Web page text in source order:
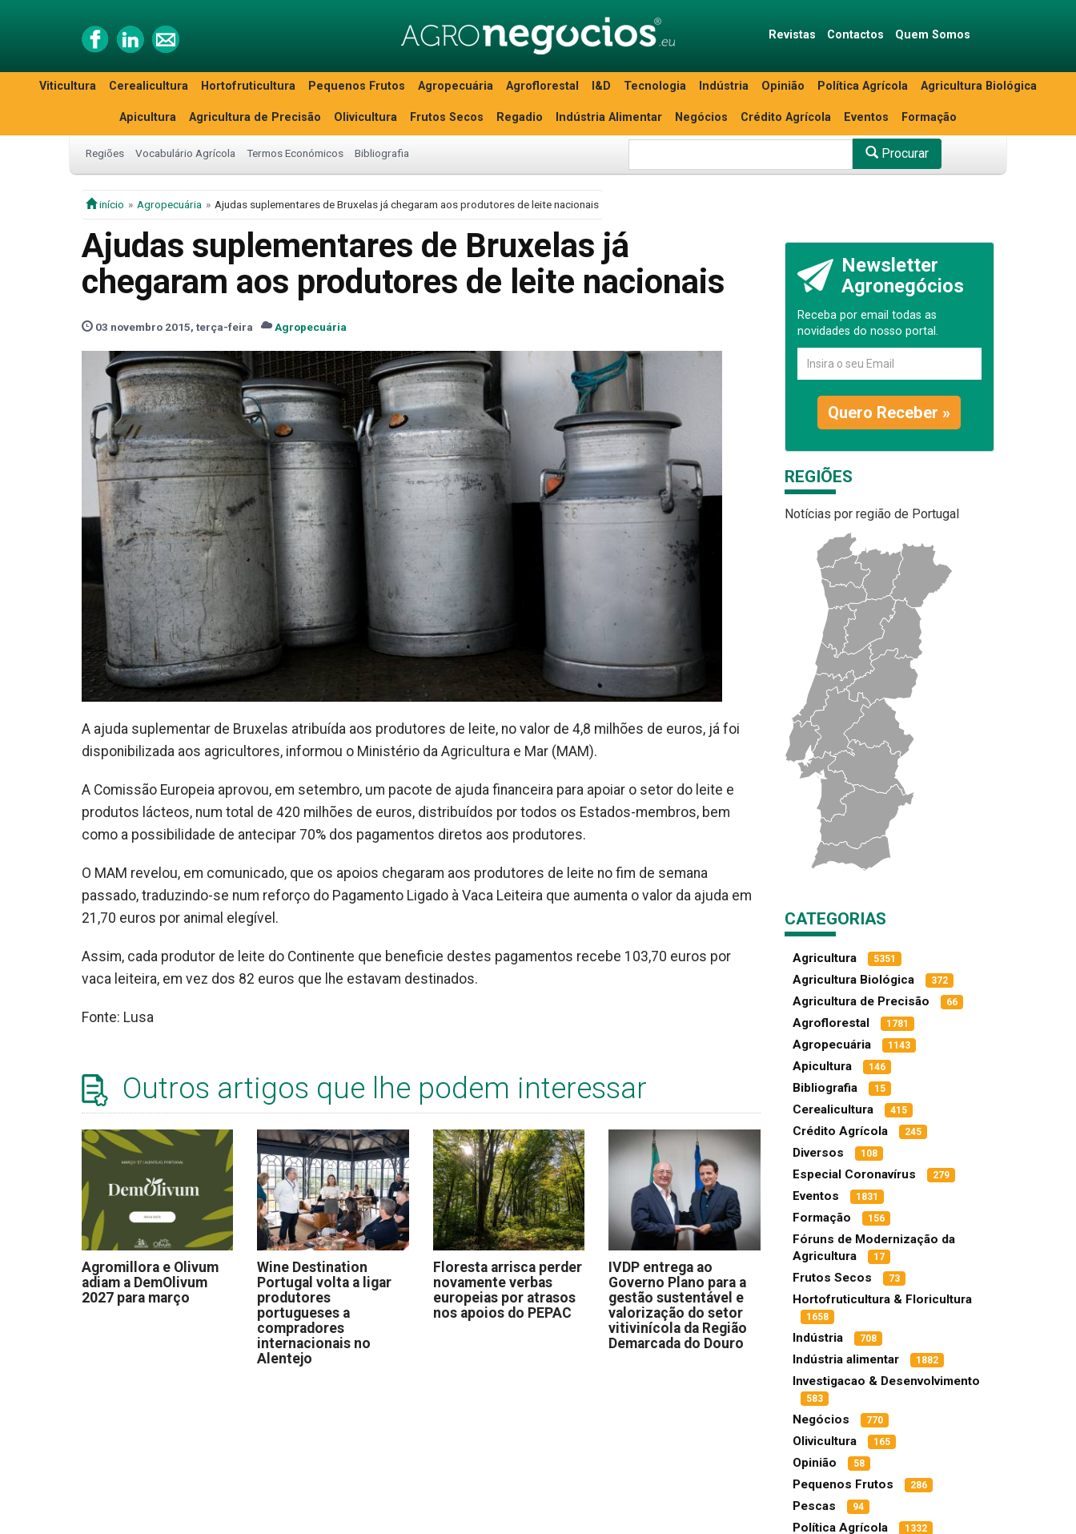
Revistas Contactos Quem Somos
Viticultura Cerealicultura Hortofruticultura Pequenos Frutos Agropecuária Agroflorestal I&D Tecnologia Indústria Opinião Política Agrícola Agricultura Biológica
Apicultura Agricultura de Precisão Olivicultura Frutos Secos Regadio Indústria Alimentar Negócios Crédito Agrícola Eventos Formação
Regiões Vocabulário Agrícola Termos Económicos Bibliografia Procurar
início Agropecuária Ajudas suplementares de Bruxelas já chegaram aos produtores de leite nacionais
Ajudas suplementares de Bruxelas já
chegaram aos produtores de leite nacionais
03 novembro 2015, terça-feira Agropecuária
A ajuda suplementar de Bruxelas atribuída aos produtores de leite, no valor de 4,8 milhões de euros, já foi
disponibilizada aos agricultores, informou o Ministério da Agricultura e Mar (MAM).
A Comissão Europeia aprovou, em setembro, um pacote de ajuda financeira para apoiar o setor do leite e
produtos lácteos, num total de 420 milhões de euros, distribuídos por todos os Estados-membros, bem
como a possibilidade de antecipar 70% dos pagamentos diretos aos produtores.
O MAM revelou, em comunicado, que os apoios chegaram aos produtores de leite no fim de semana
passado, traduzindo-se num reforço do Pagamento Ligado à Vaca Leiteira que aumenta o valor da ajuda em
21,70 euros por animal elegível.
Assim, cada produtor de leite do Continente que beneficie destes pagamentos recebe 103,70 euros por
vaca leiteira, em vez dos 82 euros que lhe estavam destinados.
Fonte: Lusa
Outros artigos que lhe podem interessar
Agromillora e Olivum
adiam a DemOlivum
2027 para março
Wine Destination
Portugal volta a ligar
produtores
portugueses a
compradores
internacionais no
Alentejo
Floresta arrisca perder
novamente verbas
europeias por atrasos
nos apoios do PEPAC
IVDP entrega ao
Governo Plano para a
gestão sustentável e
valorização do setor
vitivinícola da Região
Demarcada do Douro
Newsletter
Agronegócios
Receba por email todas as
novidades do nosso portal.
Quero Receber »
REGIÕES
Notícias por região de Portugal
CATEGORIAS
Agricultura 5351
Agricultura Biológica 372
Agricultura de Precisão 66
Agroflorestal 1781
Agropecuária 1143
Apicultura 146
Bibliografia 15
Cerealicultura 415
Crédito Agrícola 245
Diversos 108
Especial Coronavírus 279
Eventos 1831
Formação 156
Fóruns de Modernização da
Agricultura
17
Frutos Secos 73
Hortofruticultura & Floricultura
1658
Indústria 708
Indústria alimentar 1882
Investigacao & Desenvolvimento
583
Negócios 770
Olivicultura 165
Opinião 58
Pequenos Frutos 286
Pescas 94
Política Agrícola 1332